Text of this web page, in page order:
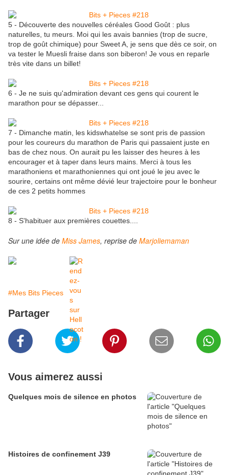
5 - Découverte des nouvelles céréales Good Goût : plus
naturelles, tu meurs. Moi qui les avais bannies (trop de sucre,
trop de goût chimique) pour Sweet A, je sens que dès ce soir, on
va tester le Muesli fraise dans son biberon! Je vous en reparle
très vite dans un billet!
6 - Je ne suis qu'admiration devant ces gens qui courent le
marathon pour se dépasser...
7 - Dimanche matin, les kidswhatelse se sont pris de passion
pour les coureurs du marathon de Paris qui passaient juste en
bas de chez nous. On aurait pu les laisser des heures à les
encourager et à taper dans leurs mains. Merci à tous les
marathoniens et marathoniennes qui ont joué le jeu avec le
sourire, certains ont même dévié leur trajectoire pour le bonheur
de ces 2 petits hommes
8 - S'habituer aux premières couettes....
Sur une idée de Miss James, reprise de Marjoliemaman
#Mes Bits Pieces
Partager
Vous aimerez aussi
Quelques mois de silence en photos
Histoires de confinement J39